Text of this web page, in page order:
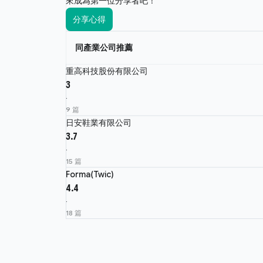
分享心得
同產業公司推薦
重高科技股份有限公司
3
·
9 篇
日安鞋業有限公司
3.7
·
15 篇
Forma(Twic)
4.4
·
18 篇